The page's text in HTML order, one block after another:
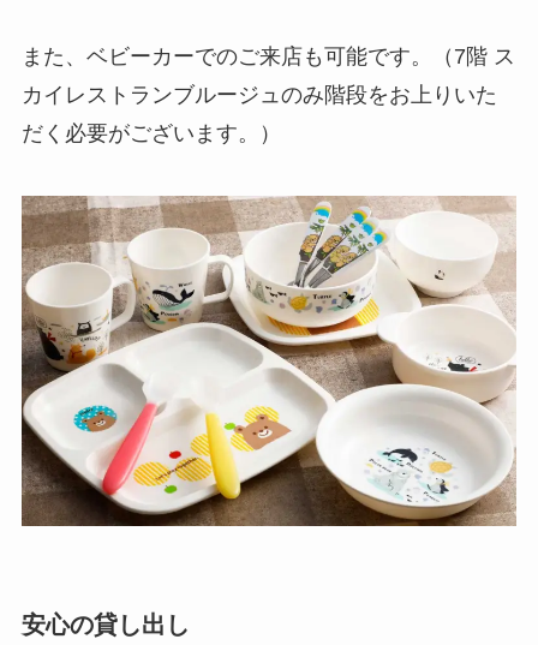
また、ベビーカーでのご来店も可能です。（7階 ス
カイレストランブルージュのみ階段をお上りいた
だく必要がございます。）
安心の貸し出し